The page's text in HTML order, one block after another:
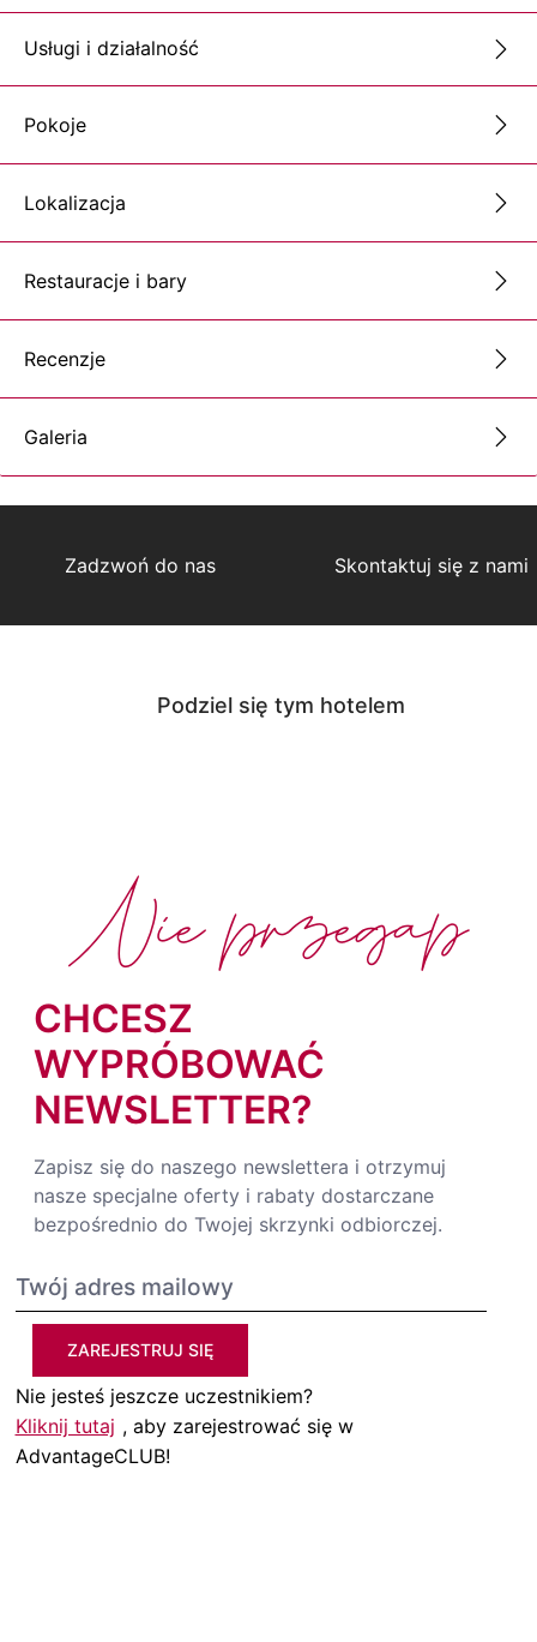
Usługi i działalność
Pokoje
Lokalizacja
Restauracje i bary
Recenzje
Galeria
Zadzwoń do nas Skontaktuj się z nami
Podziel się tym hotelem
CHCESZ
WYPRÓBOWAĆ
NEWSLETTER?
Zapisz się do naszego newslettera i otrzymuj
nasze specjalne oferty i rabaty dostarczane
bezpośrednio do Twojej skrzynki odbiorczej.
ZAREJESTRUJ SIĘ
Nie jesteś jeszcze uczestnikiem?
Kliknij tutaj , aby zarejestrować się w
AdvantageCLUB!
Nie przegap